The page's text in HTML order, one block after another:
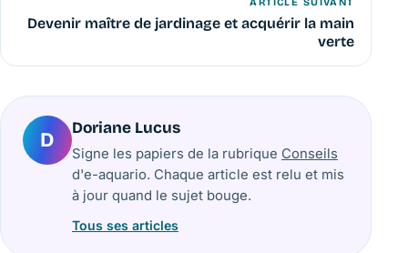
Devenir maître de jardinage et acquérir la main
verte
D Doriane Lucus
Signe les papiers de la rubrique Conseils
d'e-aquario. Chaque article est relu et mis
à jour quand le sujet bouge.
Tous ses articles